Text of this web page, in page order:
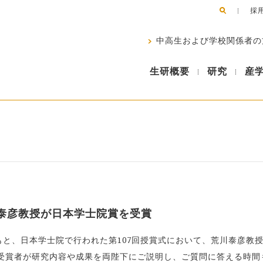
採
中高生および学校関係者
生研概要 研究 産
彦教授が日本学士院賞を受賞
、日本学士院で行われた第107回授賞式において、荒川泰彦教
者が研究内容や成果を両陛下にご説明し、ご質問に答える時間